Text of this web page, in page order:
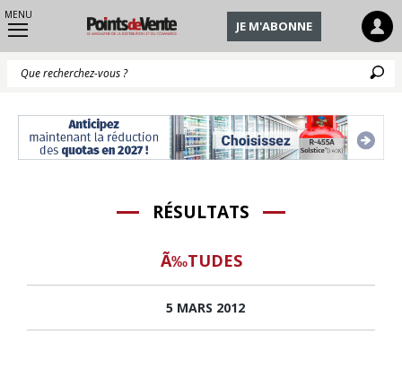
MENU
JE M'ABONNE
RÉSULTATS
Ã‰TUDES
5 MARS 2012